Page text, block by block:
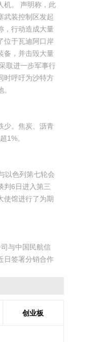
机。 声明称，此
武装控制区发起
，行动造成大量
位于瓦迪阿口岸
备，并击毁大量
取进一步军事行
时呼吁为沙特方
少。焦炭、沥青
1%。
以色列第七轮会
判6日进入第三
使馆进行了为期
与中国民航信
日签署分销合作
全渠道分销、现
验等领域开展
拓展包括中国在
创业板